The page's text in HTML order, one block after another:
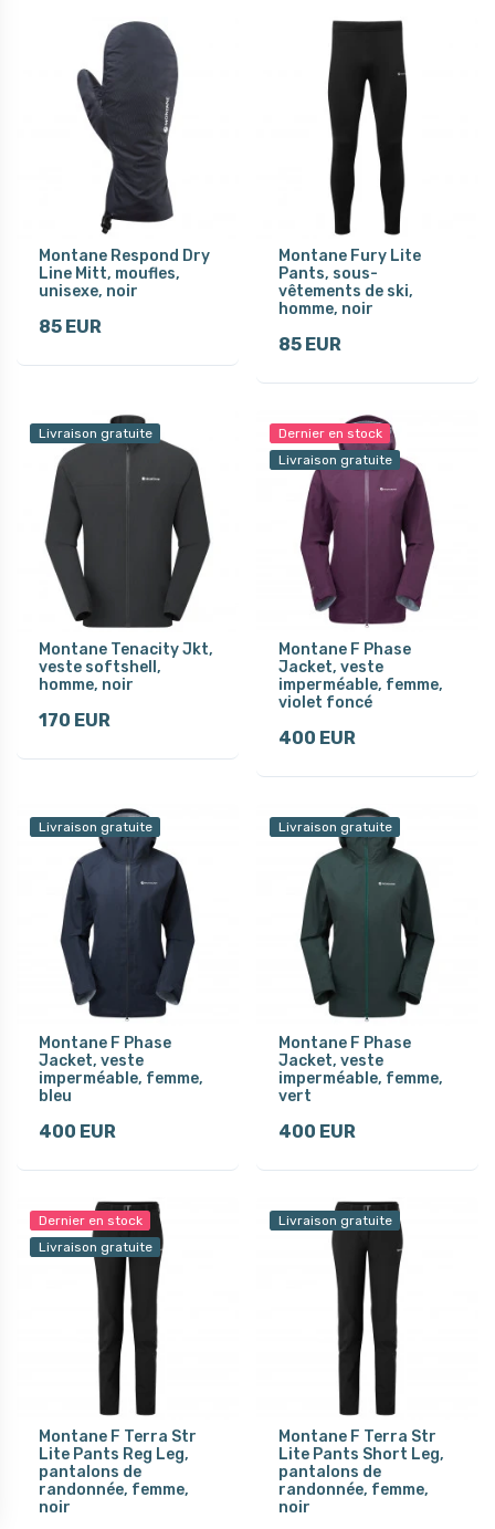
Montane Respond Dry
Line Mitt, moufles,
unisexe, noir
85 EUR
Montane Fury Lite
Pants, sous-
vêtements de ski,
homme, noir
85 EUR
Livraison gratuite
Montane Tenacity Jkt,
veste softshell,
homme, noir
170 EUR
Dernier en stock
Livraison gratuite
Montane F Phase
Jacket, veste
imperméable, femme,
violet foncé
400 EUR
Livraison gratuite
Montane F Phase
Jacket, veste
imperméable, femme,
bleu
400 EUR
Livraison gratuite
Montane F Phase
Jacket, veste
imperméable, femme,
vert
400 EUR
Dernier en stock
Livraison gratuite
Montane F Terra Str
Lite Pants Reg Leg,
pantalons de
randonnée, femme,
noir
Livraison gratuite
Montane F Terra Str
Lite Pants Short Leg,
pantalons de
randonnée, femme,
noir